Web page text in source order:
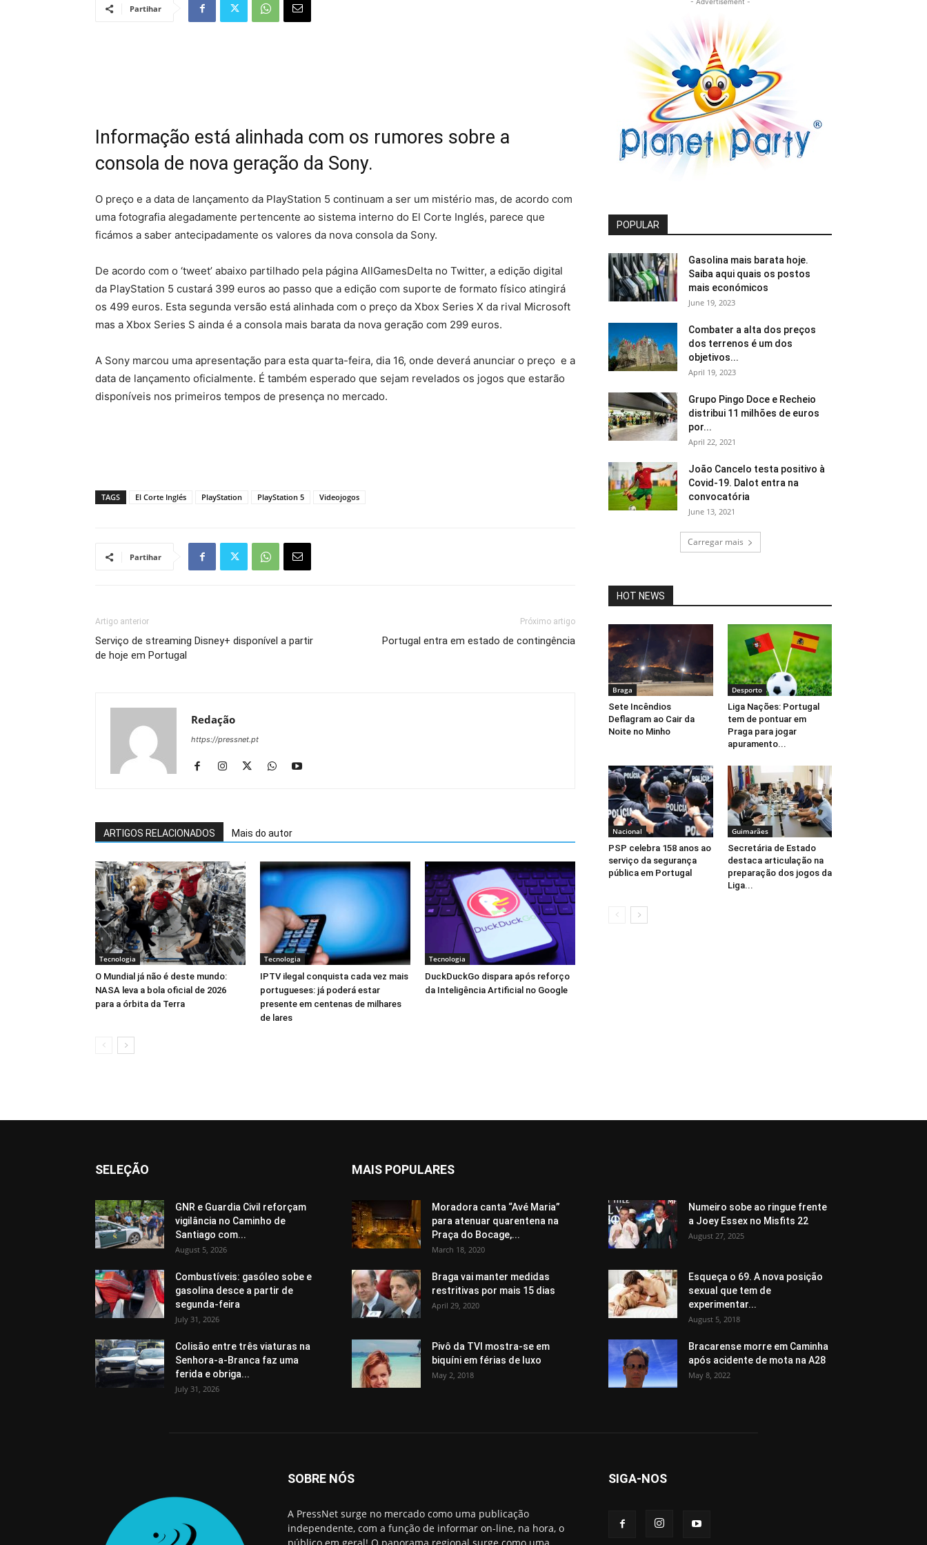
Partihar
Informação está alinhada com os rumores sobre a
consola de nova geração da Sony.
O preço e a data de lançamento da PlayStation 5 continuam a ser um mistério mas, de acordo com
uma fotografia alegadamente pertencente ao sistema interno do El Corte Inglés, parece que
ficámos a saber antecipadamente os valores da nova consola da Sony.
De acordo com o ‘tweet’ abaixo partilhado pela página AllGamesDelta no Twitter, a edição digital
da PlayStation 5 custará 399 euros ao passo que a edição com suporte de formato físico atingirá
os 499 euros. Esta segunda versão está alinhada com o preço da Xbox Series X da rival Microsoft
mas a Xbox Series S ainda é a consola mais barata da nova geração com 299 euros.
A Sony marcou uma apresentação para esta quarta-feira, dia 16, onde deverá anunciar o preço e a
data de lançamento oficialmente. É também esperado que sejam revelados os jogos que estarão
disponíveis nos primeiros tempos de presença no mercado.
TAGS El Corte Inglés PlayStation PlayStation 5 Videojogos
Partihar
Artigo anterior
Serviço de streaming Disney+ disponível a partir
de hoje em Portugal
Próximo artigo
Portugal entra em estado de contingência
Redação
https://pressnet.pt
ARTIGOS RELACIONADOS Mais do autor
Tecnologia
O Mundial já não é deste mundo:
NASA leva a bola oficial de 2026
para a órbita da Terra
Tecnologia
IPTV ilegal conquista cada vez mais
portugueses: já poderá estar
presente em centenas de milhares
de lares
Tecnologia
DuckDuckGo dispara após reforço
da Inteligência Artificial no Google
POPULAR
Gasolina mais barata hoje.
Saiba aqui quais os postos
mais económicos
June 19, 2023
Combater a alta dos preços
dos terrenos é um dos
objetivos...
April 19, 2023
Grupo Pingo Doce e Recheio
distribui 11 milhões de euros
por...
April 22, 2021
João Cancelo testa positivo à
Covid-19. Dalot entra na
convocatória
June 13, 2021
Carregar mais
HOT NEWS
Braga
Sete Incêndios
Deflagram ao Cair da
Noite no Minho
Desporto
Liga Nações: Portugal
tem de pontuar em
Praga para jogar
apuramento...
Nacional
PSP celebra 158 anos ao
serviço da segurança
pública em Portugal
Guimarães
Secretária de Estado
destaca articulação na
preparação dos jogos da
Liga...
SELEÇÃO
GNR e Guardia Civil reforçam
vigilância no Caminho de
Santiago com...
August 5, 2026
Combustíveis: gasóleo sobe e
gasolina desce a partir de
segunda-feira
July 31, 2026
Colisão entre três viaturas na
Senhora-a-Branca faz uma
ferida e obriga...
July 31, 2026
MAIS POPULARES
Moradora canta “Avé Maria”
para atenuar quarentena na
Praça do Bocage,...
March 18, 2020
Numeiro sobe ao ringue frente
a Joey Essex no Misfits 22
August 27, 2025
Braga vai manter medidas
restritivas por mais 15 dias
April 29, 2020
Esqueça o 69. A nova posição
sexual que tem de
experimentar...
August 5, 2018
Pivô da TVI mostra-se em
biquíni em férias de luxo
May 2, 2018
Bracarense morre em Caminha
após acidente de mota na A28
May 8, 2022
SOBRE NÓS
A PressNet surge no mercado como uma publicação
independente, com a função de informar on-line, na hora, o
SIGA-NOS